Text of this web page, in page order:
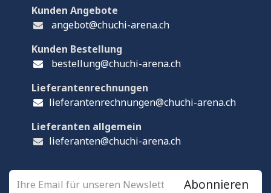
Kunden Angebote
angebot@chuchi-arena.ch
Kunden Bestellung
bestellung@chuchi-arena.ch
Lieferantenrechnungen
lieferantenrechnungen@chuchi-arena.ch
Lieferanten allgemein
lieferanten@chuchi-arena.ch
Abonnieren